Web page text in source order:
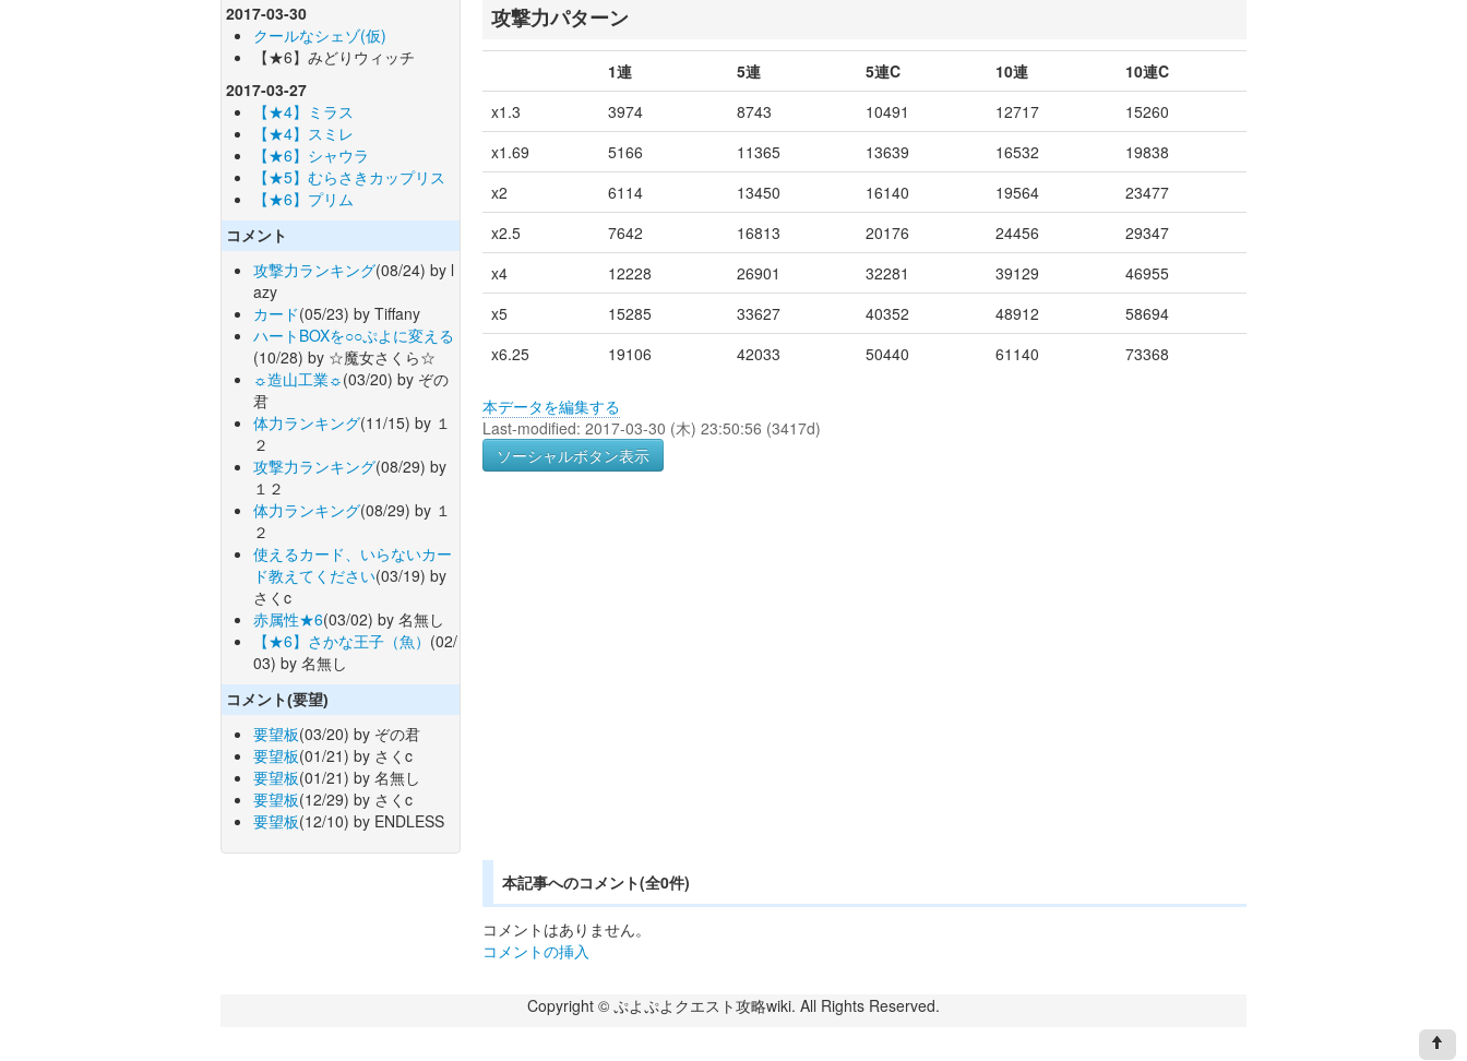
2017-03-30
クールなシェゾ(仮)
【★6】みどりウィッチ
2017-03-27
【★4】ミラス
【★4】スミレ
【★6】シャウラ
【★5】むらさきカップリス
【★6】プリム
コメント
攻撃力ランキング(08/24) by l
azy
カード(05/23) by Tiffany
ハートBOXを○○ぷよに変える
(10/28) by ☆魔女さくら☆
☼造山工業☼(03/20) by ぞの
君
体力ランキング(11/15) by １
２
攻撃力ランキング(08/29) by
１２
体力ランキング(08/29) by １
２
使えるカード、いらないカー
ド教えてください(03/19) by
さくc
赤属性★6(03/02) by 名無し
【★6】さかな王子（魚） (02/
03) by 名無し
コメント(要望)
要望板(03/20) by ぞの君
要望板(01/21) by さくc
要望板(01/21) by 名無し
要望板(12/29) by さくc
要望板(12/10) by ENDLESS
攻撃力パターン
1連 5連 5連C 10連
10連C
x1.3
3974 8743 10491 12717
15260
x1.69
5166 11365 13639 16532
19838
x2
6114 13450 16140 19564
23477
x2.5
7642 16813 20176 24456
29347
x4
12228 26901 32281 39129
46955
x5
15285 33627 40352 48912
58694
x6.25
19106 42033 50440 61140 73368
本データを編集する
Last-modified: 2017-03-30 (木) 23:50:56 (3417d)
ソーシャルボタン表示
本記事へのコメント(全0件)
コメントはありません。
コメントの挿入
Copyright © ぷよぷよクエスト攻略wiki. All Rights Reserved.